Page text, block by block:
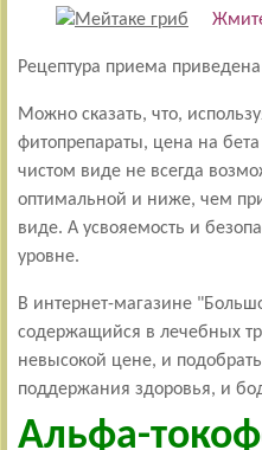
Рецептура приема
Можно сказать, что,
фитопрепараты, цена на
чистом виде не всегда
оптимальной и ниже, чем
виде. А усвояемость и
уровне.
В интернет-магазине
содержащийся в лечебных
невысокой цене, и
поддержания здоровья, и
Альфа-